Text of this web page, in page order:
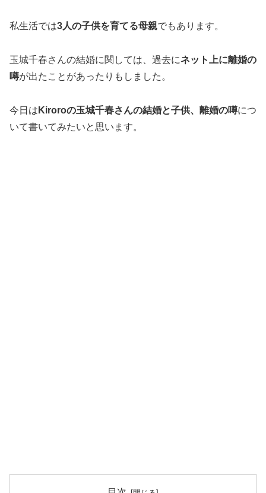
私生活では3人の子供を育てる母親でもあります。
玉城千春さんの結婚に関しては、過去にネット上に離婚の
噂が出たことがあったりもしました。
今日は Kiroroの玉城千春さんの結婚と子供、離婚の噂につ
いて書いてみたいと思います。